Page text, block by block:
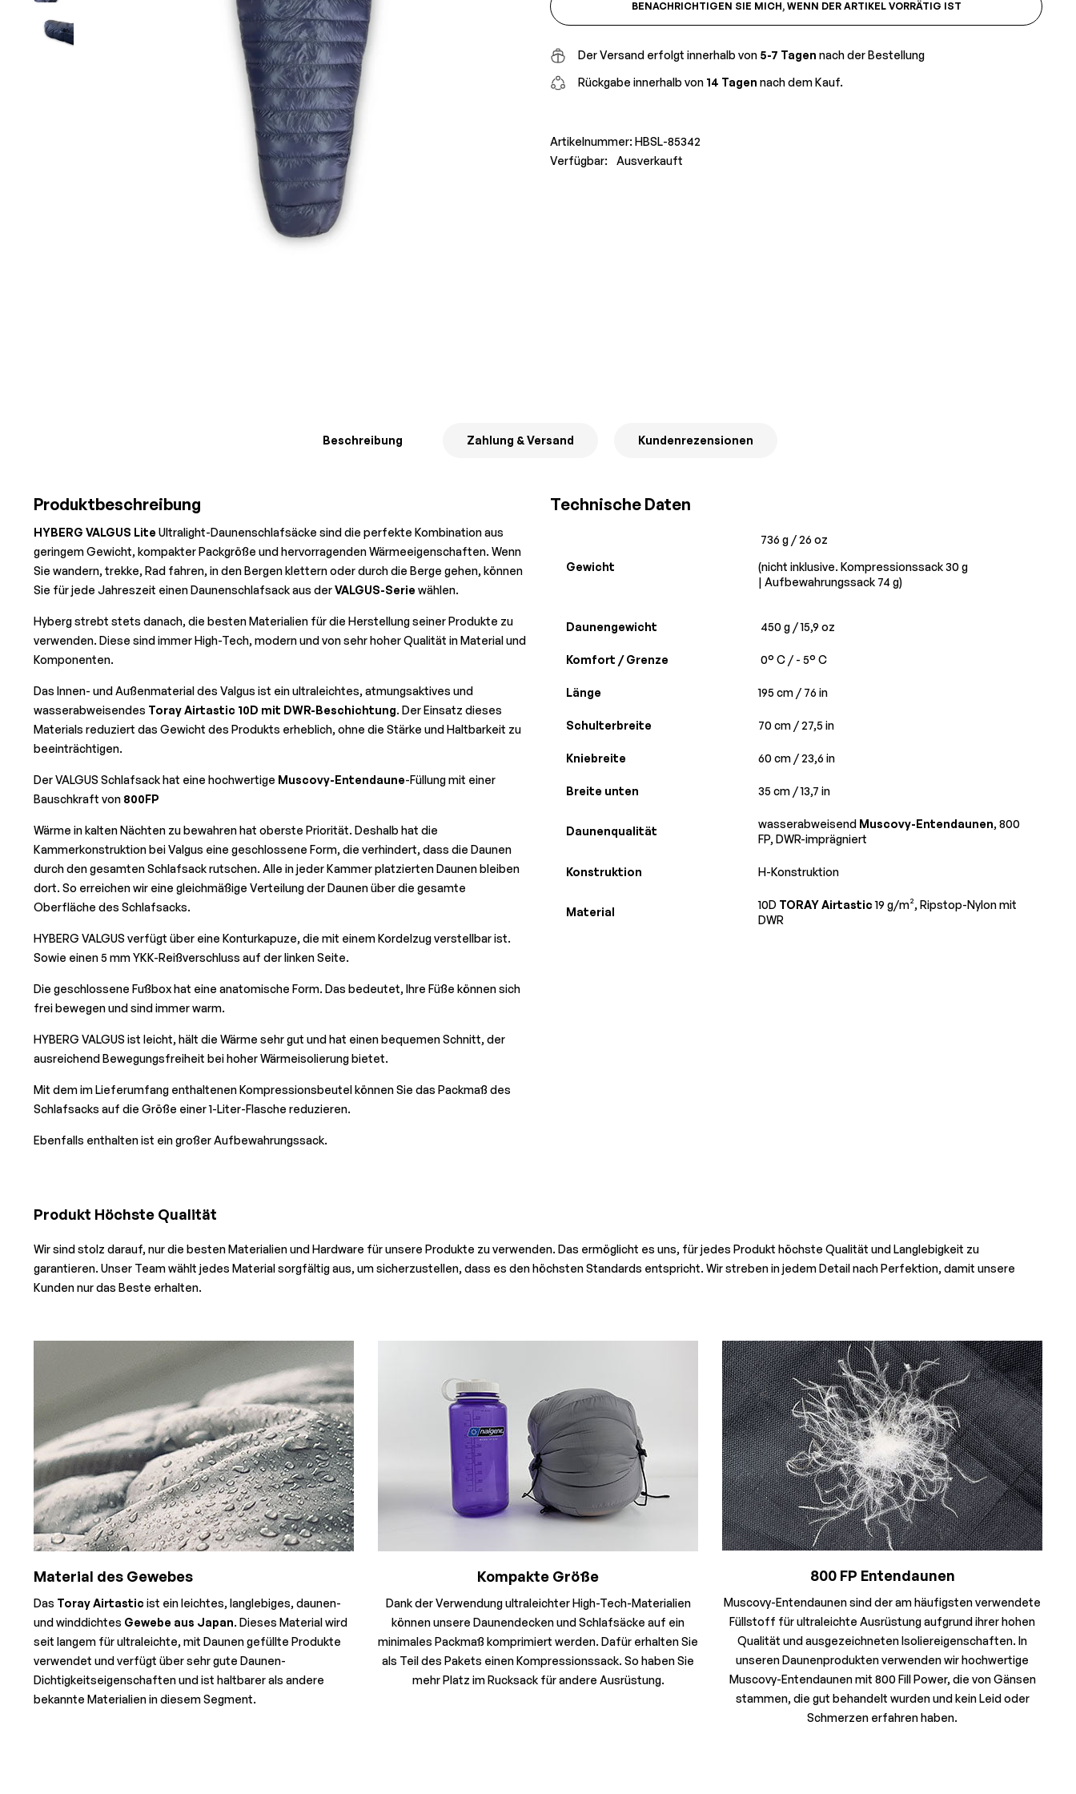
BENACHRICHTIGEN SIE MICH, WENN DER ARTIKEL VORRÄTIG IST
Der Versand erfolgt innerhalb von 5-7 Tagen nach der Bestellung
Rückgabe innerhalb von 14 Tagen nach dem Kauf.
Artikelnummer: HBSL-85342
Verfügbar:
Ausverkauft
Beschreibung Zahlung & Versand Kundenrezensionen
Produktbeschreibung
HYBERG VALGUS Lite Ultralight-Daunenschlafsäcke sind die perfekte Kombination aus
geringem Gewicht, kompakter Packgröße und hervorragenden Wärmeeigenschaften. Wenn
Sie wandern, trekke, Rad fahren, in den Bergen klettern oder durch die Berge gehen, können
Sie für jede Jahreszeit einen Daunenschlafsack aus derVALGUS-Serie wählen.
Hyberg strebt stets danach, die besten Materialien für die Herstellung seiner Produkte zu
verwenden. Diese sind immer High-Tech, modern und von sehr hoher Qualität in Material und
Komponenten.
Das Innen- und Außenmaterial des Valgus ist ein ultraleichtes, atmungsaktives und
wasserabweisendes Toray Airtastic 10D mit DWR-Beschichtung. Der Einsatz dieses
Materials reduziert das Gewicht des Produkts erheblich, ohne die Stärke und Haltbarkeit zu
beeinträchtigen.
Der VALGUS Schlafsack hat eine hochwertige Muscovy-Entendaune-Füllung mit einer
Bauschkraft von 800FP
Wärme in kalten Nächten zu bewahren hat oberste Priorität. Deshalb hat die
Kammerkonstruktion bei Valgus eine geschlossene Form, die verhindert, dass die Daunen
durch den gesamten Schlafsack rutschen. Alle in jeder Kammer platzierten Daunen bleiben
dort. So erreichen wir eine gleichmäßige Verteilung der Daunen über die gesamte
Oberfläche des Schlafsacks.
HYBERG VALGUS verfügt über eine Konturkapuze, die mit einem Kordelzug verstellbar ist.
Sowie einen 5 mm YKK-Reißverschluss auf der linken Seite.
Die geschlossene Fußbox hat eine anatomische Form. Das bedeutet, Ihre Füße können sich
frei bewegen und sind immer warm.
HYBERG VALGUS ist leicht, hält die Wärme sehr gut und hat einen bequemen Schnitt, der
ausreichend Bewegungsfreiheit bei hoher Wärmeisolierung bietet.
Mit dem im Lieferumfang enthaltenen Kompressionsbeutel können Sie das Packmaß des
Schlafsacks auf die Größe einer 1-Liter-Flasche reduzieren.
Ebenfalls enthalten ist ein großer Aufbewahrungssack.
Technische Daten
Gewicht
736 g / 26 oz
(nicht inklusive. Kompressionssack 30 g
| Aufbewahrungssack 74 g)
Daunengewicht 450 g / 15,9 oz
Komfort / Grenze 0° C / - 5° C
Länge 195 cm / 76 in
Schulterbreite 70 cm / 27,5 in
Kniebreite 60 cm / 23,6 in
Breite unten 35 cm / 13,7 in
Daunenqualität
wasserabweisend Muscovy-Entendaunen, 800
FP, DWR-imprägniert
Konstruktion H-Konstruktion
Material
10D TORAY Airtastic19 g/m², Ripstop-Nylon mit
DWR
Produkt Höchste Qualität
Wir sind stolz darauf, nur die besten Materialien und Hardware für unsere Produkte zu verwenden. Das ermöglicht es uns, für jedes Produkt höchste Qualität und Langlebigkeit zu
garantieren. Unser Team wählt jedes Material sorgfältig aus, um sicherzustellen, dass es den höchsten Standards entspricht. Wir streben in jedem Detail nach Perfektion, damit unsere
Kunden nur das Beste erhalten.
Material des Gewebes
Das Toray Airtasticist ein leichtes, langlebiges, daunen-
und winddichtes Gewebe aus Japan. Dieses Material wird
seit langem für ultraleichte, mit Daunen gefüllte Produkte
verwendet und verfügt über sehr gute Daunen-
Dichtigkeitseigenschaften und ist haltbarer als andere
bekannte Materialien in diesem Segment.
Kompakte Größe
Dank der Verwendung ultraleichter High-Tech-Materialien
können unsere Daunendecken und Schlafsäcke auf ein
minimales Packmaß komprimiert werden. Dafür erhalten Sie
als Teil des Pakets einen Kompressionssack. So haben Sie
mehr Platz im Rucksack für andere Ausrüstung.
800 FP Entendaunen
Muscovy-Entendaunen sind der am häufigsten verwendete
Füllstoff für ultraleichte Ausrüstung aufgrund ihrer hohen
Qualität und ausgezeichneten Isoliereigenschaften. In
unseren Daunenprodukten verwenden wir hochwertige
Muscovy-Entendaunen mit 800 Fill Power, die von Gänsen
stammen, die gut behandelt wurden und kein Leid oder
Schmerzen erfahren haben.